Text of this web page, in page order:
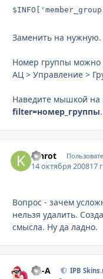
Заменить на нужную.
Номер группы можно
АЦ > Управление >
Наведите мышкой на
filter=номер_группы.
Kinrot
14 октября 200817 г
Вопрос - зачем
нельзя удалить.
смысла. Ну да ладно.
Ph-A IPB